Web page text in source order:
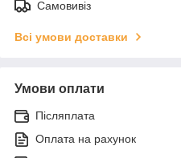
Самовивіз
Всі умови доставки
Умови оплати
Післяплата
Оплата на рахунок